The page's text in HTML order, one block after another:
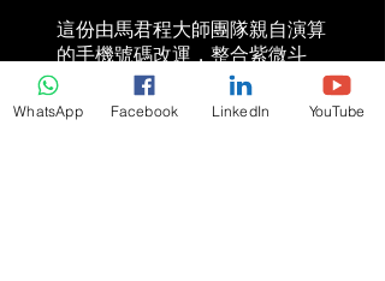
這份由馬君程大師團隊親自演算
的手機號碼改運，整合紫微斗
數、奇門遁甲等正統玄學技法
WhatsApp Facebook LinkedIn YouTube